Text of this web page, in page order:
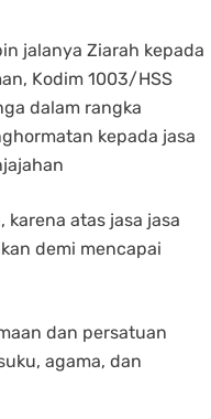
jalanya Ziarah kepada
Kodim 1003/HSS
dalam rangka
kepada jasa
atas jasa jasa
demi mencapai
dan persatuan
agama, dan